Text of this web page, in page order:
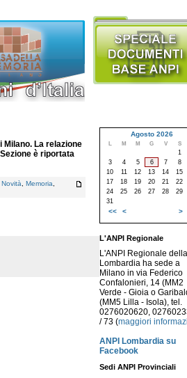
Milano. La relazione
è riportata
Novità, Memoria,
Agosto 2026
L M M G V S
1
3
4 5 6 7 8
10
11 12 13 14 15
17
18 19 20 21 22
24
25 26 27 28 29
31
<< < >
L'ANPI Regionale
L'ANPI Regionale della
Lombardia ha sede a
Milano in via Federico
Confalonieri, 14 (MM2
Verde - Gioia o
(MM5 Lilla - Isola), tel.
0276020620,
/ 73 (maggiori
ANPI Lombardia su
Facebook
Sedi ANPI Provinciali